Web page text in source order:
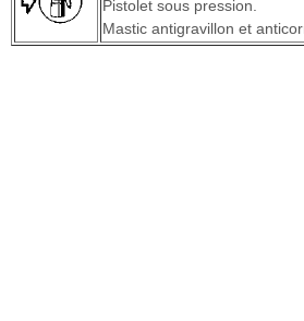
Pistolet sous pression.
Mastic antigravillon et